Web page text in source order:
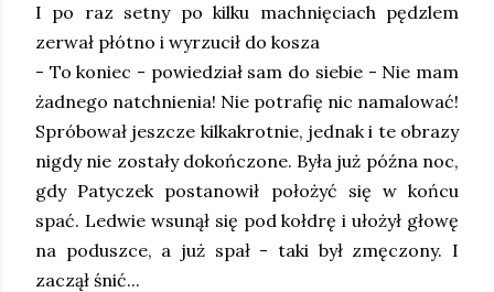
I po raz setny po kilku machnięciach pędzlem
zerwał płótno i wyrzucił do kosza
- To koniec - powiedział sam do siebie - Nie mam
żadnego natchnienia! Nie potrafię nic namalować!
Spróbował jeszcze kilkakrotnie, jednak i te obrazy
nigdy nie zostały dokończone. Była już późna noc,
gdy Patyczek postanowił położyć się w końcu
spać. Ledwie wsunął się pod kołdrę i ułożył głowę
na poduszce, a już spał - taki był zmęczony. I
zaczął śnić...